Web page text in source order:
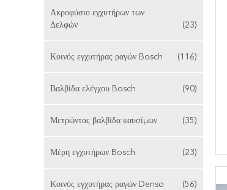
Ακροφύσιο εγχυτήρων των
Δελφών
(23)
Κοινός εγχυτήρας ραγών Bosch (116)
Βαλβίδα ελέγχου Bosch (90)
Μετρώντας βαλβίδα καυσίμων (35)
Μέρη εγχυτήρων Bosch (23)
Κοινός εγχυτήρας ραγών Denso (56)